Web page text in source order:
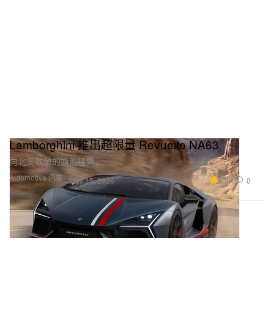
Automotive 汽车
Lamborghini 推出超限量 Revuelto NA63
向北美致敬的旗舰猛兽。
May 15, 2026 2.8K 0